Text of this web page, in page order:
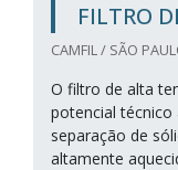
FILTRO
CAMFIL / SÃO
O filtro de alta
potencial
separação de
altamente